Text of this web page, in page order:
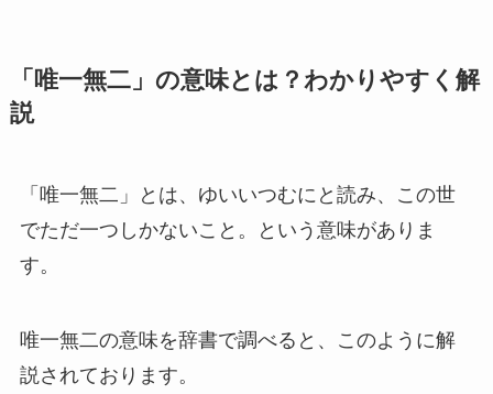
FRBとは？アメリカの中央銀行の役割をわかり
「曖昧模糊」とは？意味・使い方・例文・類義
語・対義語まで徹底解説！
「唯一無二」の意味とは？わかりやすく解
説
「唯一無二」とは、ゆいいつむにと読み、この世
でただ一つしかないこと。という意味がありま
す。
唯一無二の意味を辞書で調べると、このように解
説されております。